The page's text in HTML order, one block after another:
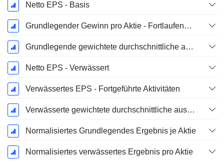
Netto EPS - Basis
Grundlegender Gewinn pro Aktie - Fortlaufende Geschäftstätigkeit
Grundlegende gewichtete durchschnittliche ausstehende Aktien
Netto EPS - Verwässert
Verwässertes EPS - Fortgeführte Aktivitäten
Verwässerte gewichtete durchschnittliche ausstehende Aktien
Normalisiertes Grundlegendes Ergebnis je Aktie
Normalisiertes verwässertes Ergebnis pro Aktie